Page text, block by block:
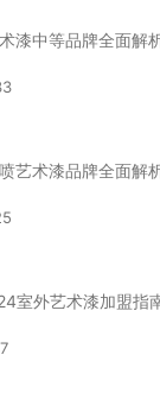
漆中等品牌全面解
艺术漆品牌全面解
室外艺术漆加盟指